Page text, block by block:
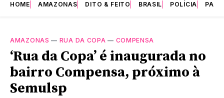
HOME AMAZONAS DITO & FEITO BRASIL POLÍCIA
AMAZONAS — RUA DA COPA — COMPENSA
‘Rua da Copa’ é inaugurada no
bairro Compensa, próximo à
Semulsp